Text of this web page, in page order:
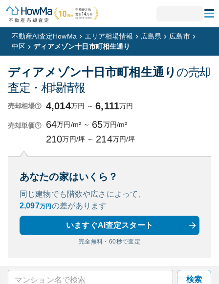
不動産AI査定HowMa エリア相場情報 広島県
広島市
中区
ディアメゾン十日市町相生通り
ディアメゾン十日市町相生通り の売却
査定・相場情報
売却相場 4,014万円 ～ 6,111万円
売却単価 64万円/m² ～ 65万円/m²
210万円/坪 ～ 214万円/坪
あなたの家はいくら？
同じ建物でも階数や広さによって、
2,097万円 の差があります
いますぐAI査定スタート
完全無料・60秒で査定
検索